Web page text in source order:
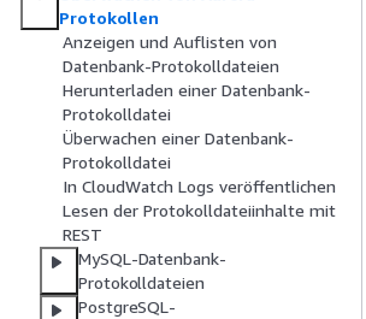
Protokollen
Anzeigen und Auflisten von
Datenbank-Protokolldateien
Herunterladen einer Datenbank-
Protokolldatei
Überwachen einer Datenbank-
Protokolldatei
In CloudWatch Logs veröffentlichen
Lesen der Protokolldateiinhalte mit
REST
MySQL-Datenbank-
Protokolldateien
PostgreSQL-